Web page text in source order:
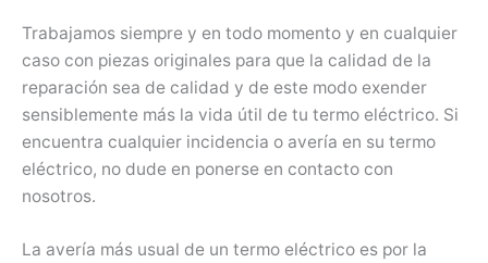
Trabajamos siempre y en todo momento y en cualquier
caso con piezas originales para que la calidad de la
reparación sea de calidad y de este modo exender
sensiblemente más la vida útil de tu termo eléctrico. Si
encuentra cualquier incidencia o avería en su termo
eléctrico, no dude en ponerse en contacto con
nosotros.
La avería más usual de un termo eléctrico es por la